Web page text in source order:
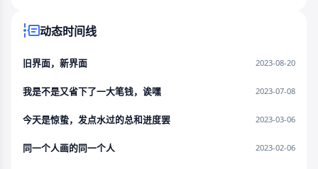
动态时间线
旧界面，新界面 2023-08-20
我是不是又省下了一大笔钱，诶嘿 2023-07-08
今天是惊蛰，发点水过的总和进度罢 2023-03-06
同一个人画的同一个人 2023-02-06